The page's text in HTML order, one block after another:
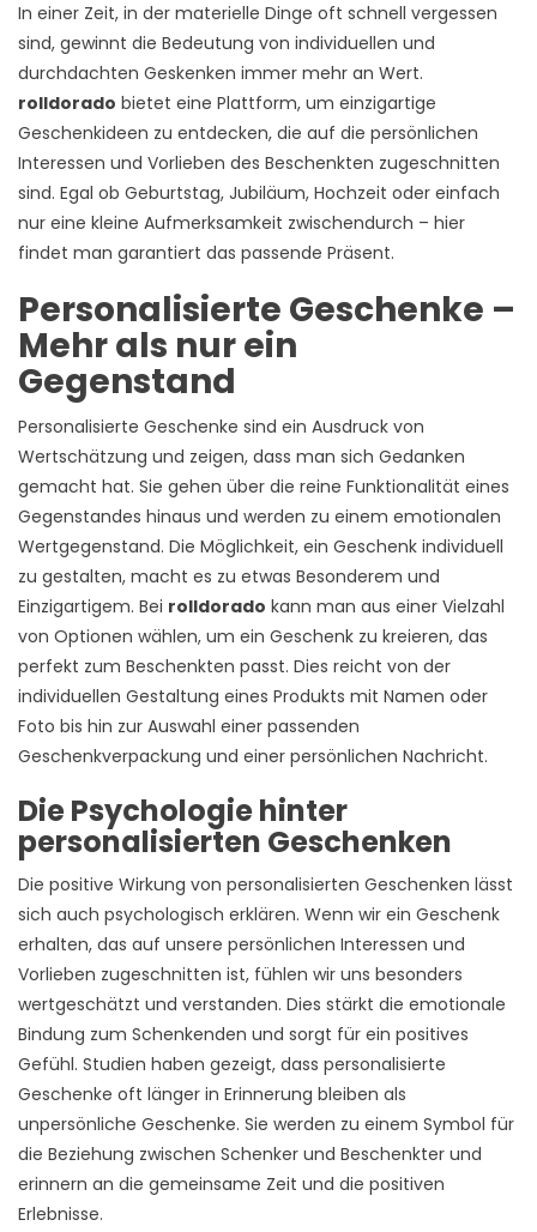
In einer Zeit, in der materielle Dinge oft schnell vergessen
sind, gewinnt die Bedeutung von individuellen und
durchdachten Geskenken immer mehr an Wert.
rolldorado bietet eine Plattform, um einzigartige
Geschenkideen zu entdecken, die auf die persönlichen
Interessen und Vorlieben des Beschenkten zugeschnitten
sind. Egal ob Geburtstag, Jubiläum, Hochzeit oder einfach
nur eine kleine Aufmerksamkeit zwischendurch – hier
findet man garantiert das passende Präsent.
Personalisierte Geschenke –
Mehr als nur ein
Gegenstand
Personalisierte Geschenke sind ein Ausdruck von
Wertschätzung und zeigen, dass man sich Gedanken
gemacht hat. Sie gehen über die reine Funktionalität eines
Gegenstandes hinaus und werden zu einem emotionalen
Wertgegenstand. Die Möglichkeit, ein Geschenk individuell
zu gestalten, macht es zu etwas Besonderem und
Einzigartigem. Bei rolldorado kann man aus einer Vielzahl
von Optionen wählen, um ein Geschenk zu kreieren, das
perfekt zum Beschenkten passt. Dies reicht von der
individuellen Gestaltung eines Produkts mit Namen oder
Foto bis hin zur Auswahl einer passenden
Geschenkverpackung und einer persönlichen Nachricht.
Die Psychologie hinter
personalisierten Geschenken
Die positive Wirkung von personalisierten Geschenken lässt
sich auch psychologisch erklären. Wenn wir ein Geschenk
erhalten, das auf unsere persönlichen Interessen und
Vorlieben zugeschnitten ist, fühlen wir uns besonders
wertgeschätzt und verstanden. Dies stärkt die emotionale
Bindung zum Schenkenden und sorgt für ein positives
Gefühl. Studien haben gezeigt, dass personalisierte
Geschenke oft länger in Erinnerung bleiben als
unpersönliche Geschenke. Sie werden zu einem Symbol für
die Beziehung zwischen Schenker und Beschenkter und
erinnern an die gemeinsame Zeit und die positiven
Erlebnisse.